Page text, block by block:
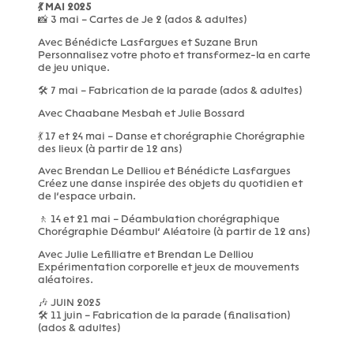
💃 MAI 2025
📸 3 mai – Cartes de Je 2 (ados & adultes)
Avec Bénédicte Lasfargues et Suzane Brun
Personnalisez votre photo et transformez-la en carte
de jeu unique.
🛠️ 7 mai – Fabrication de la parade (ados & adultes)
Avec Chaabane Mesbah et Julie Bossard
💃 17 et 24 mai – Danse et chorégraphie Chorégraphie
des lieux (à partir de 12 ans)
Avec Brendan Le Delliou et Bénédicte Lasfargues
Créez une danse inspirée des objets du quotidien et
de l’espace urbain.
🚶 14 et 21 mai – Déambulation chorégraphique
Chorégraphie Déambul’ Aléatoire (à partir de 12 ans)
Avec Julie Lefilliatre et Brendan Le Delliou
Expérimentation corporelle et jeux de mouvements
aléatoires.
🎶 JUIN 2025
🛠️ 11 juin – Fabrication de la parade (finalisation)
(ados & adultes)